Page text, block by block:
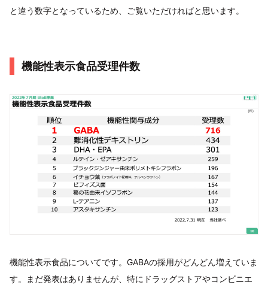
と違う数字となっているため、ご覧いただければと思います。
機能性表示食品受理件数
機能性表示食品についてです。GABAの採用がどんどん増えていま
す。まだ発表はありませんが、特にドラッグストアやコンビニエ